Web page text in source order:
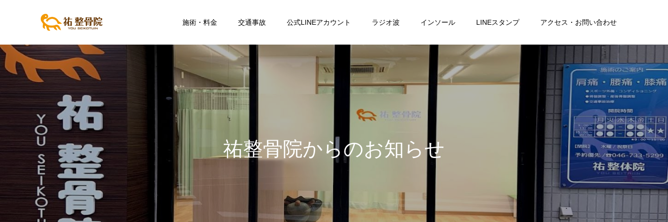
施術・料金 交通事故 公式LINEアカウント ラジオ波 インソール LINEスタンプ アクセス・お問い合わせ
祐整骨院からのお知 らせ